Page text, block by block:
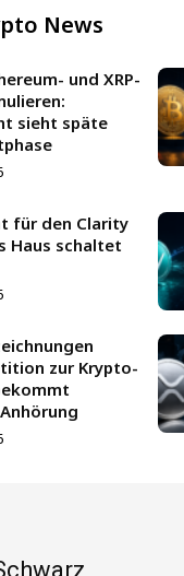
News
und XRP-
sieht späte
für den Clarity
Haus schaltet
zur Krypto-